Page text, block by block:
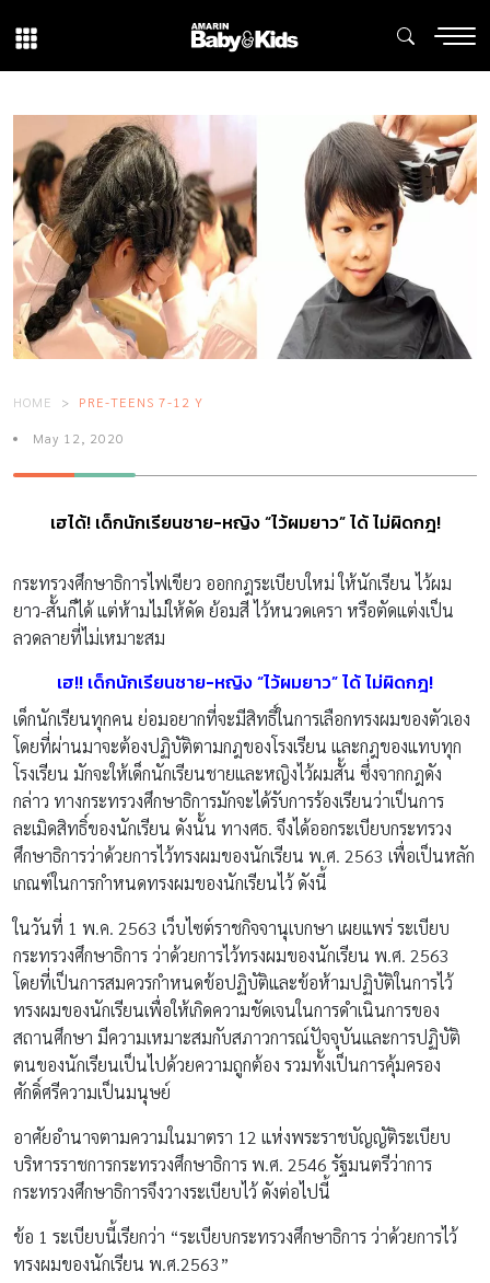
HOME PRE-TEENS 7-12 Y
May 12, 2020
เฮได้! เด็กนักเรียนชาย-หญิง “ไว้ผมยาว” ได้ ไม่ผิดกฎ!
กระทรวงศึกษาธิการไฟเขียว ออกกฎระเบียบใหม่ ให้นักเรียน ไว้ผม
ยาว-สั้นก็ได้ แต่ห้ามไม่ให้ดัด ย้อมสี ไว้หนวดเครา หรือตัดแต่งเป็น
ลวดลายที่ไม่เหมาะสม
เฮ!! เด็กนักเรียนชาย-หญิง “ไว้ผมยาว” ได้ ไม่ผิดกฎ!
เด็กนักเรียนทุกคน ย่อมอยากที่จะมีสิทธิ์ในการเลือกทรงผมของตัวเอง
โดยที่ผ่านมาจะต้องปฏิบัติตามกฎของโรงเรียน และกฎของแทบทุก
โรงเรียน มักจะให้เด็กนักเรียนชายและหญิงไว้ผมสั้น ซึ่งจากกฎดัง
กล่าว ทางกระทรวงศึกษาธิการมักจะได้รับการร้องเรียนว่าเป็นการ
ละเมิดสิทธิ์ของนักเรียน ดังนั้น ทางศธ. จึงได้ออกระเบียบกระทรวง
ศึกษาธิการว่าด้วยการไว้ทรงผมของนักเรียน พ.ศ. 2563 เพื่อเป็นหลัก
เกณฑ์ในการกำหนดทรงผมของนักเรียนไว้ ดังนี้
ในวันที่ 1 พ.ค. 2563 เว็บไซต์ราชกิจจานุเบกษา เผยแพร่ ระเบียบ
กระทรวงศึกษาธิการ ว่าด้วยการไว้ทรงผมของนักเรียน พ.ศ. 2563
โดยที่เป็นการสมควรกำหนดข้อปฏิบัติและข้อห้ามปฏิบัติในการไว้
ทรงผมของนักเรียนเพื่อให้เกิดความชัดเจนในการดำเนินการของ
สถานศึกษา มีความเหมาะสมกับสภาวการณ์ปัจจุบันและการปฏิบัติ
ตนของนักเรียนเป็นไปด้วยความถูกต้อง รวมทั้งเป็นการคุ้มครอง
ศักดิ์ศรีความเป็นมนุษย์
อาศัยอำนาจตามความในมาตรา 12 แห่งพระราชบัญญัติระเบียบ
บริหารราชการกระทรวงศึกษาธิการ พ.ศ. 2546 รัฐมนตรีว่าการ
กระทรวงศึกษาธิการจึงวางระเบียบไว้ ดังต่อไปนี้
ข้อ 1 ระเบียบนี้เรียกว่า “ระเบียบกระทรวงศึกษาธิการ ว่าด้วยการไว้
ทรงผมของนักเรียน พ.ศ.2563”